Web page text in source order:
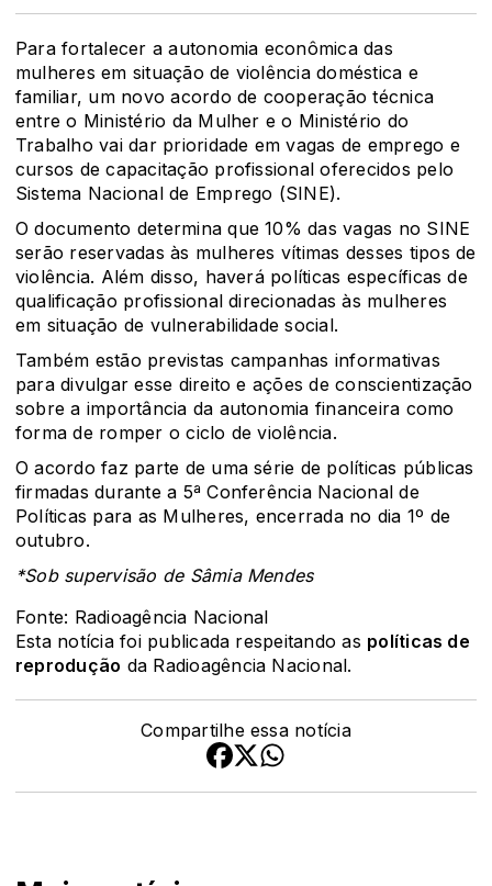
Para fortalecer a autonomia econômica das
mulheres em situação de violência doméstica e
familiar, um novo acordo de cooperação técnica
entre o Ministério da Mulher e o Ministério do
Trabalho vai dar prioridade em vagas de emprego e
cursos de capacitação profissional oferecidos pelo
Sistema Nacional de Emprego (SINE).
O documento determina que 10% das vagas no SINE
serão reservadas às mulheres vítimas desses tipos de
violência. Além disso, haverá políticas específicas de
qualificação profissional direcionadas às mulheres
em situação de vulnerabilidade social.
Também estão previstas campanhas informativas
para divulgar esse direito e ações de conscientização
sobre a importância da autonomia financeira como
forma de romper o ciclo de violência.
O acordo faz parte de uma série de políticas públicas
firmadas durante a 5ª Conferência Nacional de
Políticas para as Mulheres, encerrada no dia 1º de
outubro.
*Sob supervisão de Sâmia Mendes
Fonte: Radioagência Nacional
Esta notícia foi publicada respeitando as políticas de
reprodução da Radioagência Nacional.
Compartilhe essa notícia